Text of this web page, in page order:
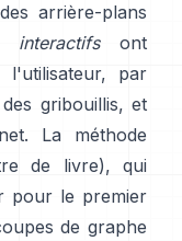
arrière-plans
interactifsont
l'utilisateur, par
gribouillis, et
La méthode
de livre), qui
pour le premier
de graphe